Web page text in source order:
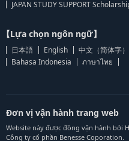
JAPAN STUDY SUPPORT
【Lựa chọn ngôn ngữ】
日本語 English 中文（简体字）
Bahasa Indonesia
ภาษาไทย
Đơn vị vận hành trang web
Website này được đồng vận hành bởi
Công ty cổ phần Benesse Coporation.